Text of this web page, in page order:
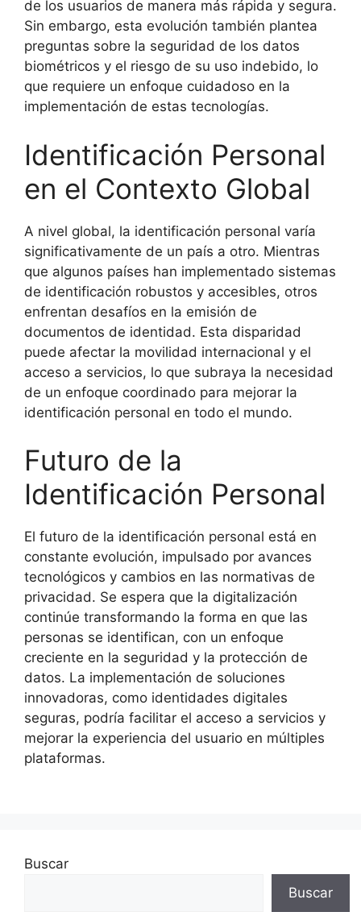
de los usuarios de manera más rápida y segura.
Sin embargo, esta evolución también plantea
preguntas sobre la seguridad de los datos
biométricos y el riesgo de su uso indebido, lo
que requiere un enfoque cuidadoso en la
implementación de estas tecnologías.
Identificación Personal
en el Contexto Global
A nivel global, la identificación personal varía
significativamente de un país a otro. Mientras
que algunos países han implementado sistemas
de identificación robustos y accesibles, otros
enfrentan desafíos en la emisión de
documentos de identidad. Esta disparidad
puede afectar la movilidad internacional y el
acceso a servicios, lo que subraya la necesidad
de un enfoque coordinado para mejorar la
identificación personal en todo el mundo.
Futuro de la
Identificación Personal
El futuro de la identificación personal está en
constante evolución, impulsado por avances
tecnológicos y cambios en las normativas de
privacidad. Se espera que la digitalización
continúe transformando la forma en que las
personas se identifican, con un enfoque
creciente en la seguridad y la protección de
datos. La implementación de soluciones
innovadoras, como identidades digitales
seguras, podría facilitar el acceso a servicios y
mejorar la experiencia del usuario en múltiples
plataformas.
Buscar
Buscar